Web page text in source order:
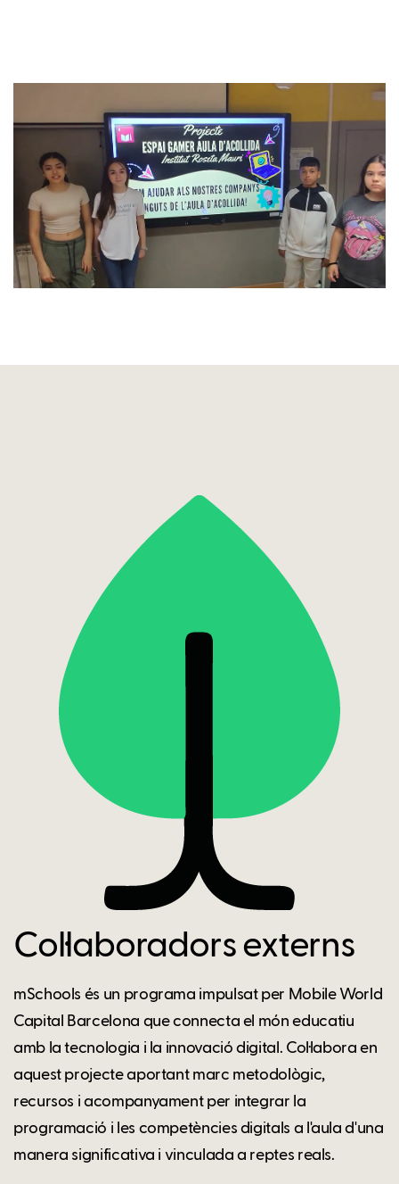
Col·laboradors externs
mSchools és un programa impulsat per Mobile World
Capital Barcelona que connecta el món educatiu
amb la tecnologia i la innovació digital. Col·labora en
aquest projecte aportant marc metodològic,
recursos i acompanyament per integrar la
programació i les competències digitals a l'aula d'una
manera significativa i vinculada a reptes reals.